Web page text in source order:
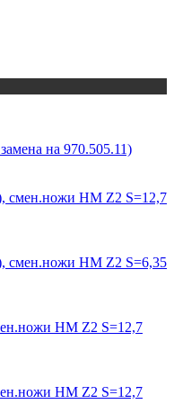
на 970.505.11)
смен.ножи HM Z2 S=12,7
смен.ножи HM Z2 S=6,35
HM Z2 S=12,7
HM Z2 S=12,7